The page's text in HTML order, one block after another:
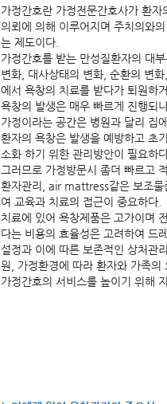
가정간호란 가정전문간호사가 환
의뢰에 의해 이루어지며 주치의와
는 제도이다.
가정간호를 받는 만성질환자의 대
변화, 대사상태의 변화, 순환의 변
에서 욕창의 치료를 받다가 퇴원하
욕창의 발생은 매우 빠르게 진행되
가정이라는 공간은 병원과 달리 집
환자의 욕창은 발생을 예방하고 초
소화 하기 위한 관리방안이 필요하
그러므로 가정방문시 좀더 빠르고
환자관리, air mattress같은 보조물
여 교육과 치료의 접근이 중요하다.
치료에 있어 욕창제품은 고가이며
다는 비용의 효율성은 고려하여 드
설정과 이에 따른 보존적인 상처관
원, 가정환경에 따라 환자와 가족
가정간호의 서비스를 높이기 위해